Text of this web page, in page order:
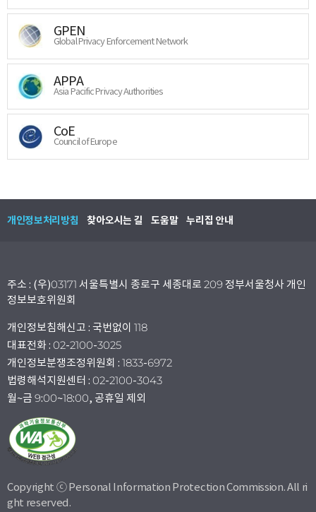
GPEN
Global Privacy Enforcement Network
APPA
Asia Pacific Privacy Authorities
CoE
Council of Europe
개인정보처리방침 찾아오시는 길 도움말 누리집 안내
주소 : (우)03171 서울특별시 종로구 세종대로 209 정부서울청사 개인
정보보호위원회
개인정보침해신고 : 국번없이 118
대표전화 : 02-2100-3025
개인정보분쟁조정위원회 : 1833-6972
법령해석지원센터 : 02-2100-3043
월~금 9:00~18:00, 공휴일 제외
Copyright ⓒ Personal Information Protection Commission. All ri
ght reserved.